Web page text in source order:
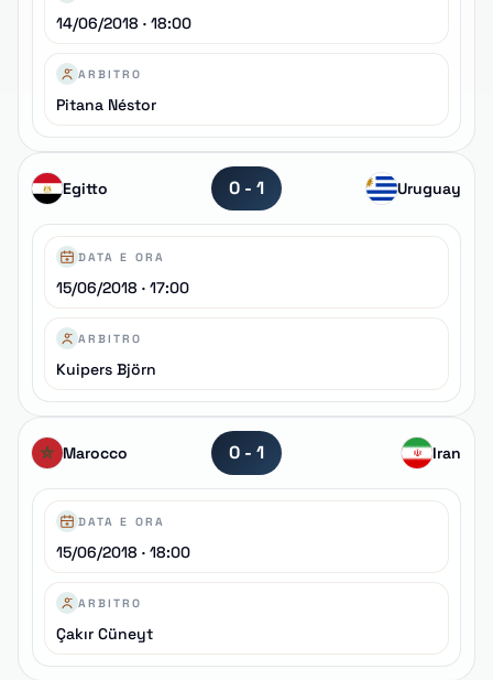
14/06/2018 · 18:00
ARBITRO
Pitana Néstor
Egitto 0 - 1 Uruguay
DATA E ORA
15/06/2018 · 17:00
ARBITRO
Kuipers Björn
Marocco 0 - 1 Iran
DATA E ORA
15/06/2018 · 18:00
ARBITRO
Çakır Cüneyt